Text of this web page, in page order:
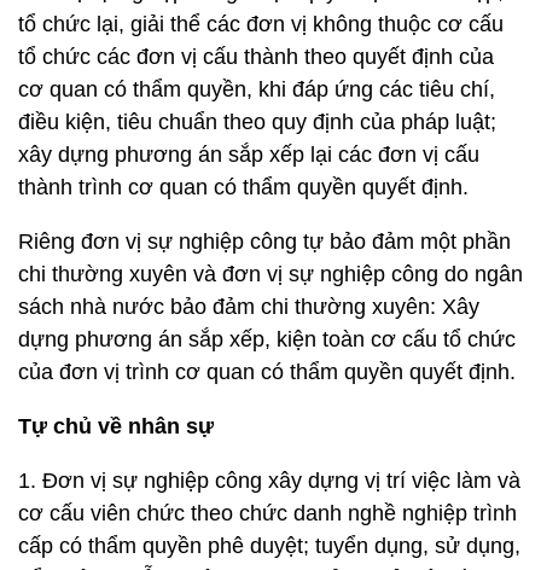
tổ chức lại, giải thể các đơn vị không thuộc cơ cấu
tổ chức các đơn vị cấu thành theo quyết định của
cơ quan có thẩm quyền, khi đáp ứng các tiêu chí,
điều kiện, tiêu chuẩn theo quy định của pháp luật;
xây dựng phương án sắp xếp lại các đơn vị cấu
thành trình cơ quan có thẩm quyền quyết định.
Riêng đơn vị sự nghiệp công tự bảo đảm một phần
chi thường xuyên và đơn vị sự nghiệp công do ngân
sách nhà nước bảo đảm chi thường xuyên: Xây
dựng phương án sắp xếp, kiện toàn cơ cấu tổ chức
của đơn vị trình cơ quan có thẩm quyền quyết định.
Tự chủ về nhân sự
1. Đơn vị sự nghiệp công xây dựng vị trí việc làm và
cơ cấu viên chức theo chức danh nghề nghiệp trình
cấp có thẩm quyền phê duyệt; tuyển dụng, sử dụng,